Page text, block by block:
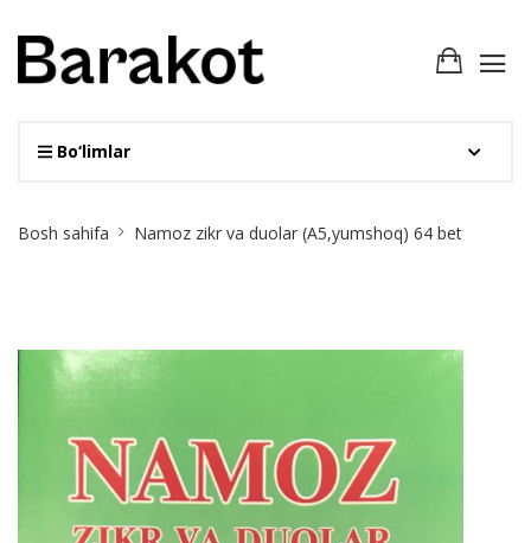
Bo‘limlar
Breadcrumb
Bosh sahifa Namoz zikr va duolar (A5,yumshoq) 64 bet